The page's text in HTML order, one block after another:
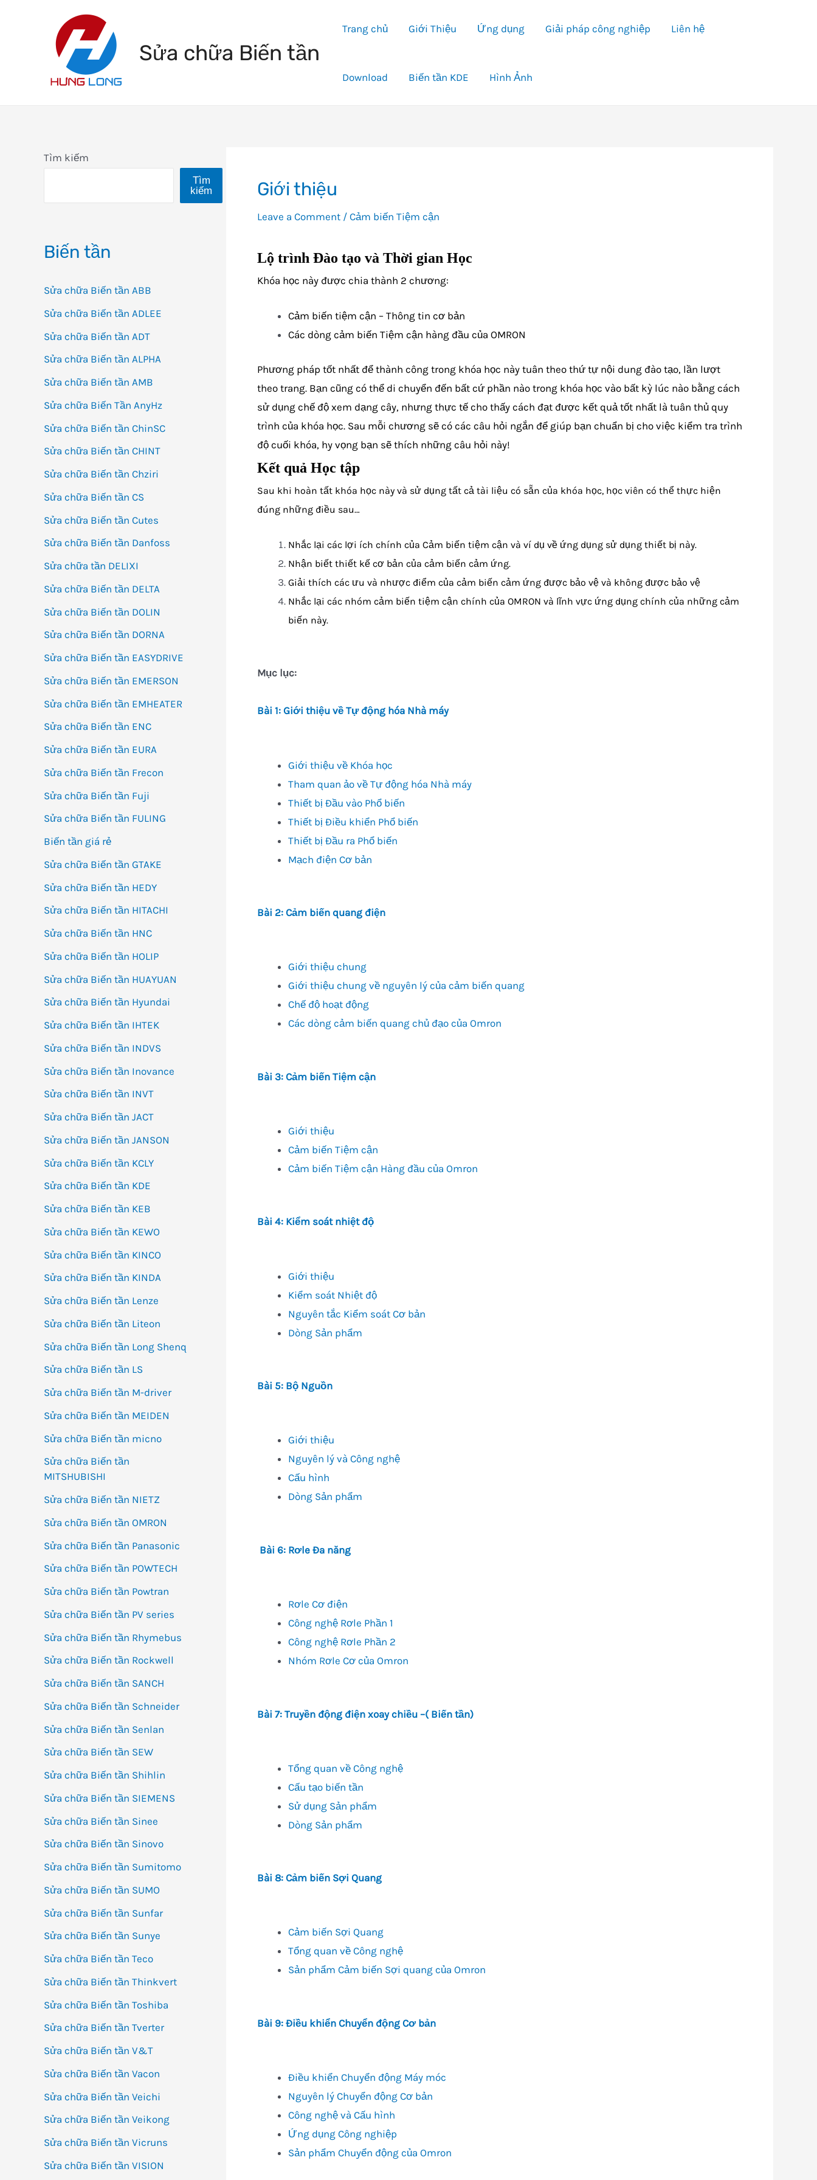
Sửa chữa Biến tần
Trang chủ Giới Thiệu Ứng dụng Giải pháp công nghiệp Liên hệ
Download Biến tần KDE Hình Ảnh
Tìm kiếm
Tìm
kiếm
Biến tần
Sửa chữa Biến tần ABB
Sửa chữa Biến tần ADLEE
Sửa chữa Biến tần ADT
Sửa chữa Biến tần ALPHA
Sửa chữa Biến tần AMB
Sửa chữa Biến Tần AnyHz
Sửa chữa Biến tần ChinSC
Sửa chữa Biến tần CHINT
Sửa chữa Biến tần Chziri
Sửa chữa Biến tần CS
Sửa chữa Biến tần Cutes
Sửa chữa Biến tần Danfoss
Sửa chữa tần DELIXI
Sửa chữa Biến tần DELTA
Sửa chữa Biến tần DOLIN
Sửa chữa Biến tần DORNA
Sửa chữa Biến tần EASYDRIVE
Sửa chữa Biến tần EMERSON
Sửa chữa Biến tần EMHEATER
Sửa chữa Biến tần ENC
Sửa chữa Biến tần EURA
Sửa chữa Biến tần Frecon
Sửa chữa Biến tần Fuji
Sửa chữa Biến tần FULING
Biến tần giá rẻ
Sửa chữa Biến tần GTAKE
Sửa chữa Biến tần HEDY
Sửa chữa Biến tần HITACHI
Sửa chữa Biến tần HNC
Sửa chữa Biến tần HOLIP
Sửa chữa Biến tần HUAYUAN
Sửa chữa Biến tần Hyundai
Sửa chữa Biến tần IHTEK
Sửa chữa Biến tần INDVS
Sửa chữa Biến tần Inovance
Sửa chữa Biến tần INVT
Sửa chữa Biến tần JACT
Sửa chữa Biến tần JANSON
Sửa chữa Biến tần KCLY
Sửa chữa Biến tần KDE
Sửa chữa Biến tần KEB
Sửa chữa Biến tần KEWO
Sửa chữa Biến tần KINCO
Sửa chữa Biến tần KINDA
Sửa chữa Biến tần Lenze
Sửa chữa Biến tần Liteon
Sửa chữa Biến tần Long Shenq
Sửa chữa Biến tần LS
Sửa chữa Biến tần M-driver
Sửa chữa Biến tần MEIDEN
Sửa chữa Biến tần micno
Sửa chữa Biến tần
MITSHUBISHI
Sửa chữa Biến tần NIETZ
Sửa chữa Biến tần OMRON
Sửa chữa Biến tần Panasonic
Sửa chữa Biến tần POWTECH
Sửa chữa Biến tần Powtran
Sửa chữa Biến tần PV series
Sửa chữa Biến tần Rhymebus
Sửa chữa Biến tần Rockwell
Sửa chữa Biến tần SANCH
Sửa chữa Biến tần Schneider
Sửa chữa Biến tần Senlan
Sửa chữa Biến tần SEW
Sửa chữa Biến tần Shihlin
Sửa chữa Biến tần SIEMENS
Sửa chữa Biến tần Sinee
Sửa chữa Biến tần Sinovo
Sửa chữa Biến tần Sumitomo
Sửa chữa Biến tần SUMO
Sửa chữa Biến tần Sunfar
Sửa chữa Biến tần Sunye
Sửa chữa Biến tần Teco
Sửa chữa Biến tần Thinkvert
Sửa chữa Biến tần Toshiba
Sửa chữa Biến tần Tverter
Sửa chữa Biến tần V&T
Sửa chữa Biến tần Vacon
Sửa chữa Biến tần Veichi
Sửa chữa Biến tần Veikong
Sửa chữa Biến tần Vicruns
Sửa chữa Biến tần VISION
Giới thiệu
Leave a Comment / Cảm biến Tiệm cận
Lộ trình Đào tạo và Thời gian Học
Khóa học này được chia thành 2 chương:
Cảm biến tiệm cận – Thông tin cơ bản
Các dòng cảm biến Tiệm cận hàng đầu của OMRON
Phương pháp tốt nhất để thành công trong khóa học này tuân theo thứ tự nội dung đào tạo, lần lượt
theo trang. Bạn cũng có thể di chuyển đến bất cứ phần nào trong khóa học vào bất kỳ lúc nào bằng cách
sử dụng chế độ xem dạng cây, nhưng thực tế cho thấy cách đạt được kết quả tốt nhất là tuân thủ quy
trình của khóa học. Sau mỗi chương sẽ có các câu hỏi ngắn để giúp bạn chuẩn bị cho việc kiểm tra trình
độ cuối khóa, hy vọng bạn sẽ thích những câu hỏi này!
Kết quả Học tập
Sau khi hoàn tất khóa học này và sử dụng tất cả tài liệu có sẵn của khóa học, học viên có thể thực hiện
đúng những điều sau…
Nhắc lại các lợi ích chính của Cảm biến tiệm cận và ví dụ về ứng dụng sử dụng thiết bị này.
Nhận biết thiết kế cơ bản của cảm biến cảm ứng.
Giải thích các ưu và nhược điểm của cảm biến cảm ứng được bảo vệ và không được bảo vệ
Nhắc lại các nhóm cảm biến tiệm cận chính của OMRON và lĩnh vực ứng dụng chính của những cảm
biến này.
Mục lục:
Bài 1: Giới thiệu về Tự động hóa Nhà máy
Giới thiệu về Khóa học
Tham quan ảo về Tự động hóa Nhà máy
Thiết bị Đầu vào Phổ biến
Thiết bị Điều khiển Phổ biến
Thiết bị Đầu ra Phổ biến
Mạch điện Cơ bản
Bài 2: Cảm biến quang điện
Giới thiệu chung
Giới thiệu chung về nguyên lý của cảm biến quang
Chế độ hoạt động
Các dòng cảm biến quang chủ đạo của Omron
Bài 3: Cảm biến Tiệm cận
Giới thiệu
Cảm biến Tiệm cận
Cảm biến Tiệm cận Hàng đầu của Omron
Bài 4: Kiểm soát nhiệt độ
Giới thiệu
Kiểm soát Nhiệt độ
Nguyên tắc Kiểm soát Cơ bản
Dòng Sản phẩm
Bài 5: Bộ Nguồn
Giới thiệu
Nguyên lý và Công nghệ
Cấu hình
Dòng Sản phẩm
Bài 6: Rơle Đa năng
Rơle Cơ điện
Công nghệ Rơle Phần 1
Công nghệ Rơle Phần 2
Nhóm Rơle Cơ của Omron
Bài 7: Truyền động điện xoay chiều –( Biến tần)
Tổng quan về Công nghệ
Cấu tạo biến tần
Sử dụng Sản phẩm
Dòng Sản phẩm
Bài 8: Cảm biến Sợi Quang
Cảm biến Sợi Quang
Tổng quan về Công nghệ
Sản phẩm Cảm biến Sợi quang của Omron
Bài 9: Điều khiển Chuyển động Cơ bản
Điều khiển Chuyển động Máy móc
Nguyên lý Chuyển động Cơ bản
Công nghệ và Cấu hình
Ứng dụng Công nghiệp
Sản phẩm Chuyển động của Omron